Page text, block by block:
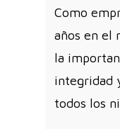
Como
años en el
la
integridad
todos los